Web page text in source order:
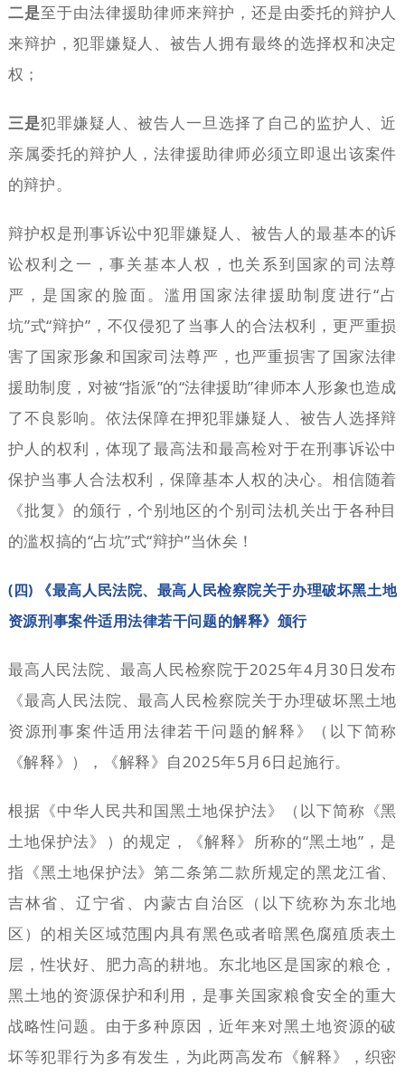
二是至于由法律援助律师来辩护，还是由委托的辩护人
来辩护，犯罪嫌疑人、被告人拥有最终的选择权和决定
权；
三是犯罪嫌疑人、被告人一旦选择了自己的监护人、近
亲属委托的辩护人，法律援助律师必须立即退出该案件
的辩护。
辩护权是刑事诉讼中犯罪嫌疑人、被告人的最基本的诉
讼权利之一，事关基本人权，也关系到国家的司法尊
严，是国家的脸面。滥用国家法律援助制度进行“占
坑”式“辩护”，不仅侵犯了当事人的合法权利，更严重损
害了国家形象和国家司法尊严，也严重损害了国家法律
援助制度，对被“指派”的“法律援助”律师本人形象也造成
了不良影响。依法保障在押犯罪嫌疑人、被告人选择辩
护人的权利，体现了最高法和最高检对于在刑事诉讼中
保护当事人合法权利，保障基本人权的决心。相信随着
《批复》的颁行，个别地区的个别司法机关出于各种目
的滥权搞的“占坑”式“辩护”当休矣！
(四) 《最高人民法院、最高人民检察院关于办理破坏黑土地
资源刑事案件适用法律若干问题的解释》颁行
最高人民法院、最高人民检察院于2025年4月30日发布
《最高人民法院、最高人民检察院关于办理破坏黑土地
资源刑事案件适用法律若干问题的解释》（以下简称
《解释》），《解释》自2025年5月6日起施行。
根据《中华人民共和国黑土地保护法》（以下简称《黑
土地保护法》）的规定，《解释》所称的“黑土地”，是
指《黑土地保护法》第二条第二款所规定的黑龙江省、
吉林省、辽宁省、内蒙古自治区（以下统称为东北地
区）的相关区域范围内具有黑色或者暗黑色腐殖质表土
层，性状好、肥力高的耕地。东北地区是国家的粮仓，
黑土地的资源保护和利用，是事关国家粮食安全的重大
战略性问题。由于多种原因，近年来对黑土地资源的破
坏等犯罪行为多有发生，为此两高发布《解释》，织密